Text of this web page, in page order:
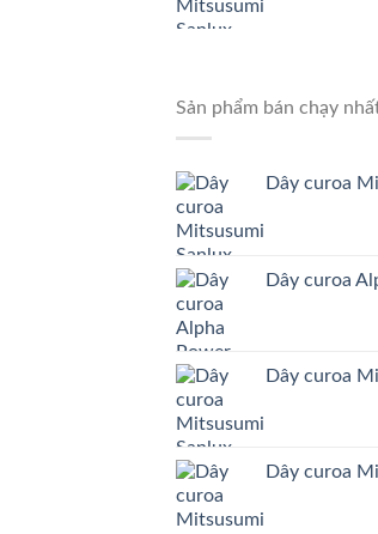
Sản phẩm bán chạy
Dây curoa
Dây curoa
Dây curoa
Dây curoa